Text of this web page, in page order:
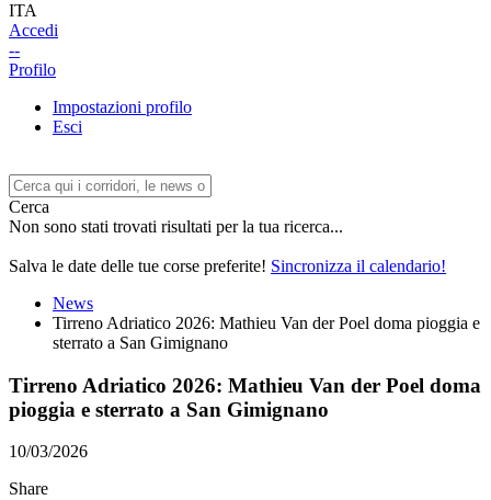
ITA
Accedi
--
Profilo
Impostazioni profilo
Esci
Cerca
Non sono stati trovati risultati per la tua ricerca...
Salva le date delle tue corse preferite! Sincronizza il calendario!
News
Tirreno Adriatico 2026: Mathieu Van der Poel doma pioggia e
sterrato a San Gimignano
Tirreno Adriatico 2026: Mathieu Van der Poel doma
pioggia e sterrato a San Gimignano
10/03/2026
Share